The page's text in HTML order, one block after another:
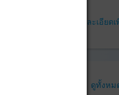
รายละเอียด
ดูทั้งหม